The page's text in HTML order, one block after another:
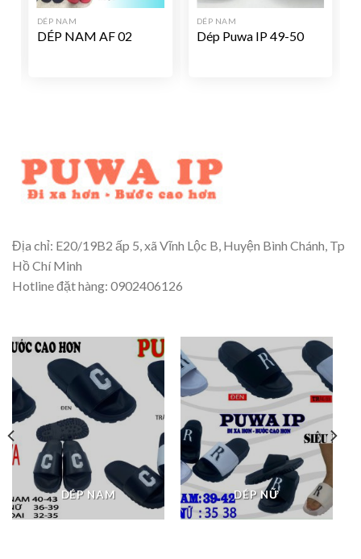
DÉP NAM
DÉP NAM AF 02
DÉP NAM
Dép Puwa IP 49-50
Địa chỉ: E20/19B2 ấp 5, xã Vĩnh Lộc B, Huyện Bình Chánh, Tp
Hồ Chí Minh
Hotline đặt hàng: 0902406126
DÉP NAM DÉP NỮ